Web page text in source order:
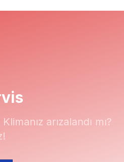
arızalandı mı?